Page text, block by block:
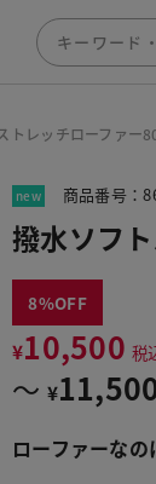
トレッチローファー
new 商品番号：
撥水ソフ
8
¥10,500 税
〜 ¥
ローファーなの